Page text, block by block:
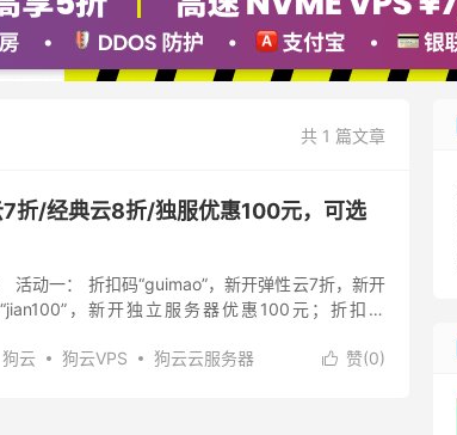
共 1 篇文章
折/经典云8折/独服优惠100元，可选
活动一： 折扣码“guimao”，新开弹性云7折，新开
，新开独立服务器优惠100元；折扣码
 赞(0)
狗云 狗云VPS
狗云云服务器